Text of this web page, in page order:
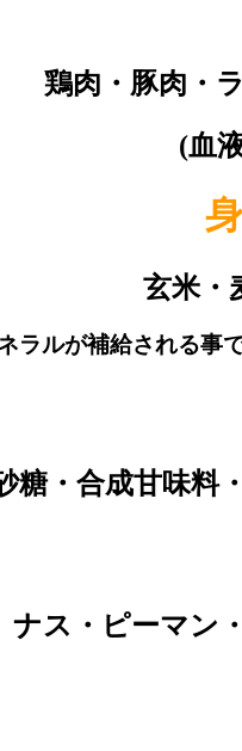
鶏肉・豚肉・
(血
玄米・
ラルが補給される事
糖・合成甘味料
ナス・ピーマン